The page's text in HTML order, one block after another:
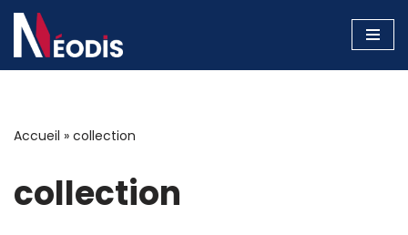
Aller
au
Accueil » collection
collection